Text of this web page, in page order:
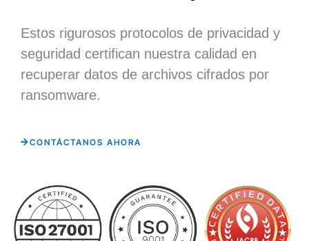
Estos rigurosos protocolos de privacidad y
seguridad certifican nuestra calidad en
recuperar datos de archivos cifrados por
ransomware.
CONTÁCTANOS AHORA